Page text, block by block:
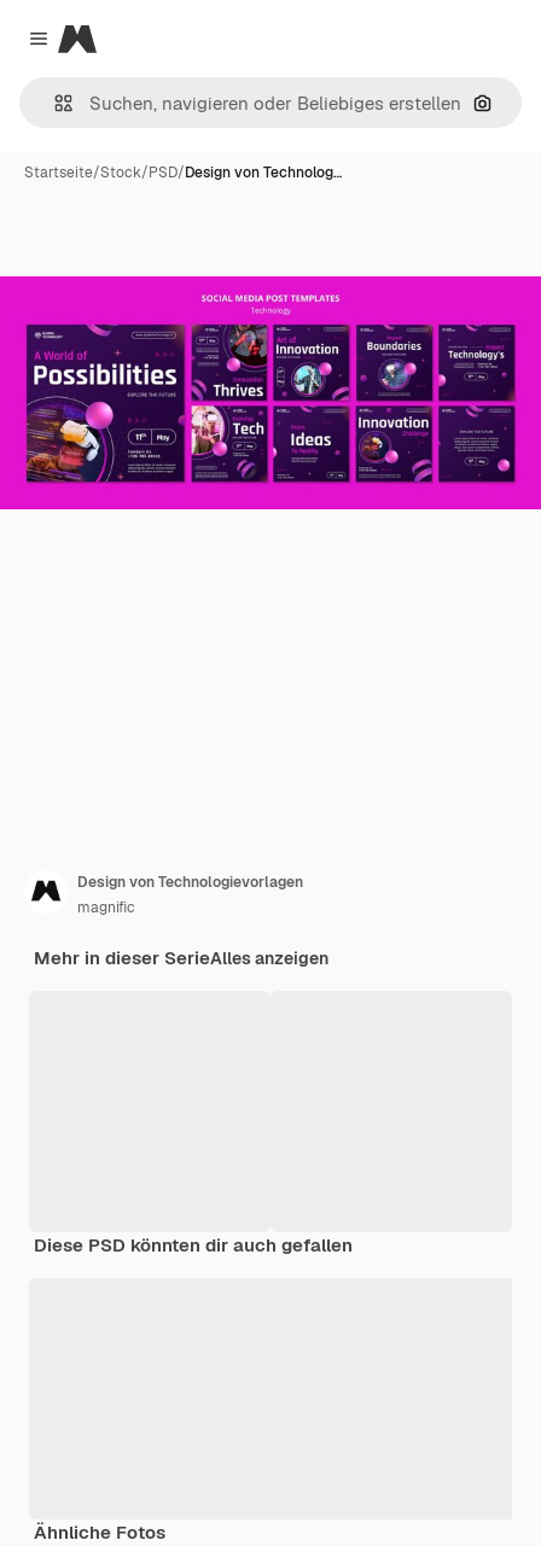
Close menu
Magnific
Nach
Startseite/Stock/PSD/Design von Technolog…
Design von Technologievorlagen
magnific
Mehr in dieser SerieAlles anzeigen
Diese PSD könnten dir auch gefallen
Ähnliche Fotos